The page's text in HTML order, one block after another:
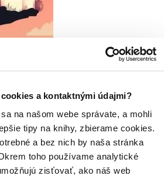
a kontaktnými údajmi?
na našom webe správate, a mohli
tipy na knihy, zbierame cookies.
a bez nich by naša stránka
toho používame analytické
zisťovať, ako náš web
soucitu a lásce